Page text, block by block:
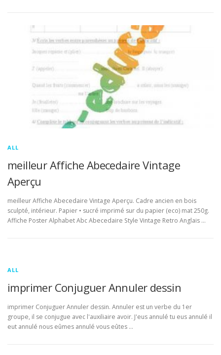
ALL
meilleur Affiche Abecedaire Vintage
Aperçu
meilleur Affiche Abecedaire Vintage Aperçu. Cadre ancien en bois
sculpté, intérieur. Papier • sucré imprimé sur du papier (eco) mat 250g.
Affiche Poster Alphabet Abc Abecedaire Style Vintage Retro Anglais …
ALL
imprimer Conjuguer Annuler dessin
imprimer Conjuguer Annuler dessin. Annuler est un verbe du 1er
groupe, il se conjugue avec l'auxiliaire avoir. J'eus annulé tu eus annulé il
eut annulé nous eûmes annulé vous eûtes …